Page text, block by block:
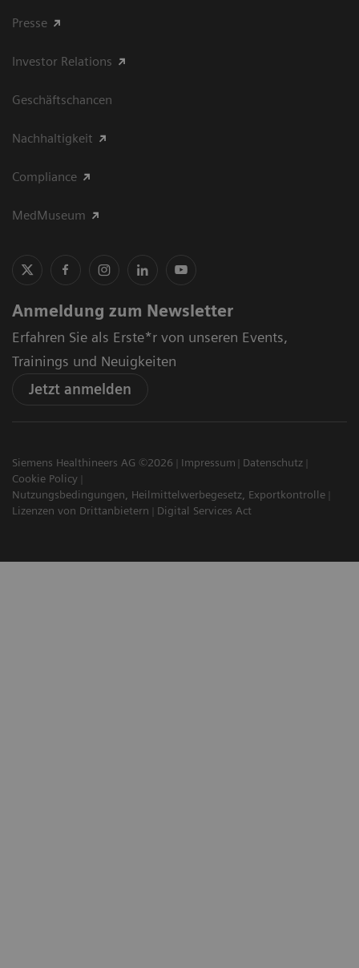
Presse
Investor Relations
Geschäftschancen
Nachhaltigkeit
Compliance
MedMuseum
Anmeldung zum Newsletter
Erfahren Sie als Erste*r von unseren Events,
Trainings und Neuigkeiten
Jetzt anmelden
Siemens Healthineers AG ©2026 Impressum
Datenschutz
Cookie Policy
Nutzungsbedingungen, Heilmittelwerbegesetz, Exportkontrolle
Lizenzen von Drittanbietern
Digital Services Act